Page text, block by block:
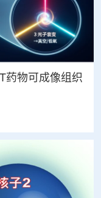
药物可成像组织